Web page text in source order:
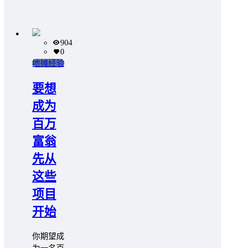
904
0
地摊经验
要想
成为
百万
富翁
先从
这些
项目
开始
你期望成